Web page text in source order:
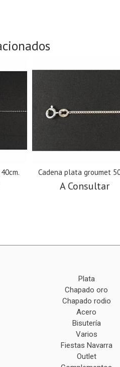
Cadena plata groumet
A Consultar
Plata
Chapado oro
Chapado rodio
Acero
Bisutería
Varios
Fiestas Navarra
Outlet